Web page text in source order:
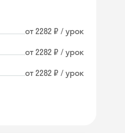
от 2282 ₽ / урок
от 2282 ₽ / урок
от 2282 ₽ / урок